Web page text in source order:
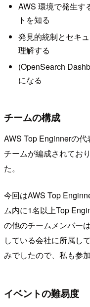
AWS 環境で発生す
トを知る
発見的統制とセキ
理解する
(OpenSearch
になる
チームの構成
AWS Top Enginnerの
チームが編成されてお
た。
今回はAWS Top
ム内に1名以上Top
の他のチームメンバー
している会社に所属し
みでしたので、私も参
イベントの難易度